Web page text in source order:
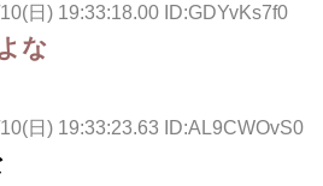
日) 19:33:18.00 ID:GDYvKs7f0
な
日) 19:33:23.63 ID:AL9CWOvS0